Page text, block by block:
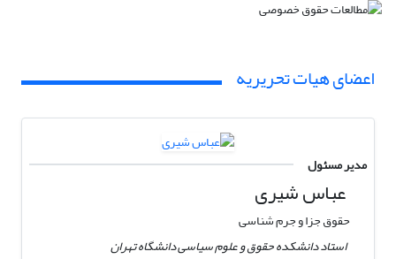
اعضای هیات تحریریه
مدیر مسئول
عباس شیری
حقوق جزا و جرم شناسی
استاد دانشکده حقوق و علوم سیاسی دانشگاه تهران